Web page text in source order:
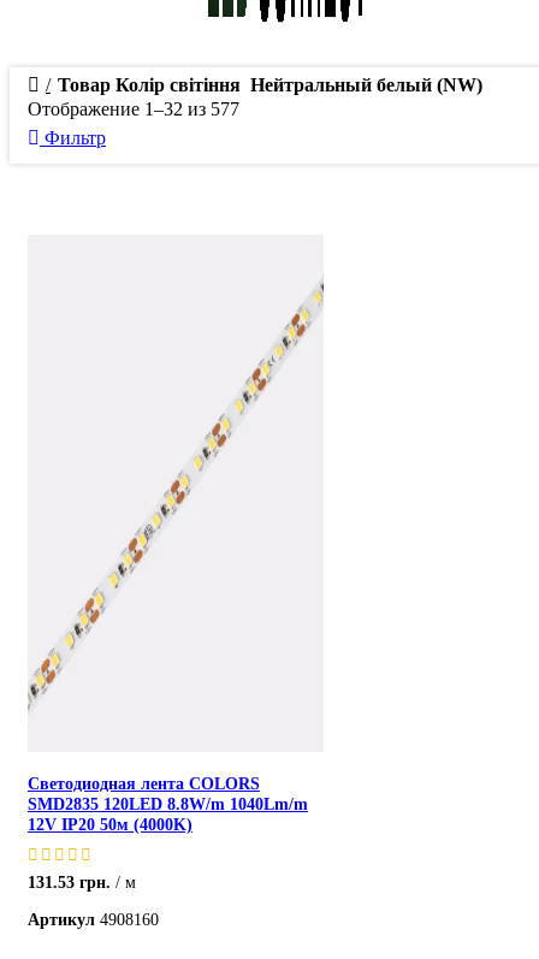
Товар Колір світіння Нейтральный белый (NW)
Отображение 1–32 из 577
Фильтр
Светодиодная лента COLORS
SMD2835 120LED 8.8W/m 1040Lm/m
12V IP20 50м (4000K)
131.53 грн.
м
Артикул 4908160